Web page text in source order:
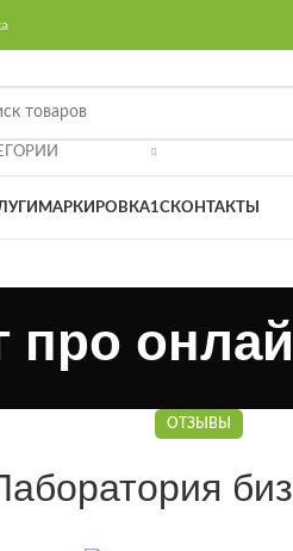
МАРКИРОВКА1СКОНТАКТЫ
про
ОТЗЫВЫ